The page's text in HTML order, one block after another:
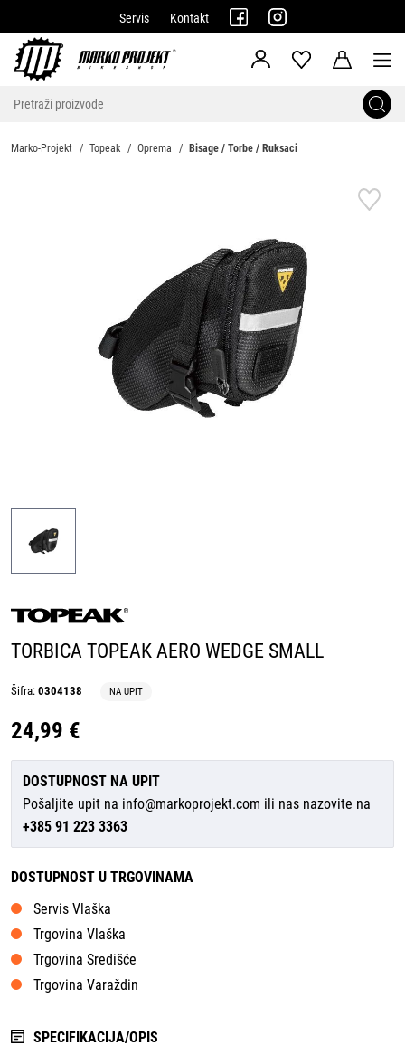
Servis Kontakt
Marko-Projekt Topeak Oprema Bisage / Torbe / Ruksaci
TORBICA TOPEAK AERO WEDGE SMALL
Šifra: 0304138 NA UPIT
24,99 €
DOSTUPNOST NA UPIT
Pošaljite upit na info@markoprojekt.com ili nas nazovite na
+385 91 223 3363
DOSTUPNOST U TRGOVINAMA
Servis Vlaška
Trgovina Vlaška
Trgovina Središće
Trgovina Varaždin
SPECIFIKACIJA/OPIS